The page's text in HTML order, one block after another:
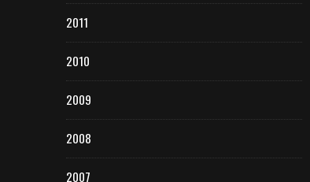
2011
2010
2009
2008
2007